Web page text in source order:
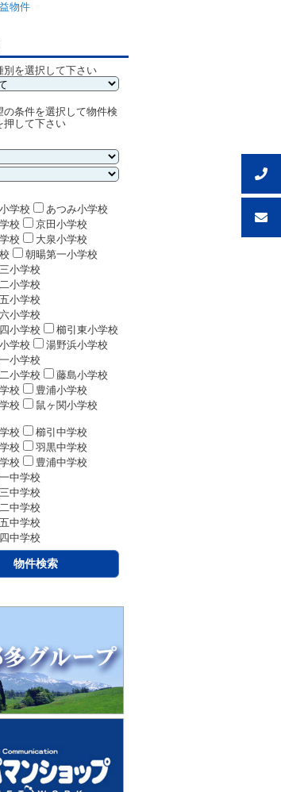
物件
別を選択して下さい
の条件を選択して物件検
押して下さい
学校
あつみ小学校
校
京田小学校
校
大泉小学校
朝暘第一小学校
小学校
小学校
小学校
小学校
小学校
櫛引東小学校
学校
湯野浜小学校
小学校
小学校
藤島小学校
校
豊浦小学校
校
鼠ヶ関小学校
校
櫛引中学校
校
羽黒中学校
校
豊浦中学校
中学校
中学校
中学校
中学校
中学校